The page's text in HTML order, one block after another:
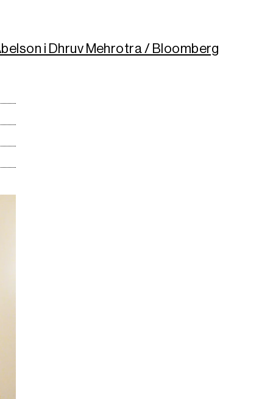
i Dhruv Mehrotra / Bloomberg